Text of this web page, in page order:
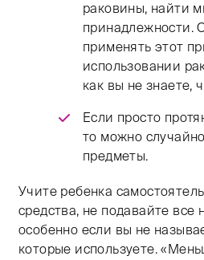
раковины, найти
принадлежности.
применять этот
использовании
как вы не знаете,
Если просто
то можно
предметы.
Учите ребенка
средства, не подавайте все
особенно если вы не
которые используете.